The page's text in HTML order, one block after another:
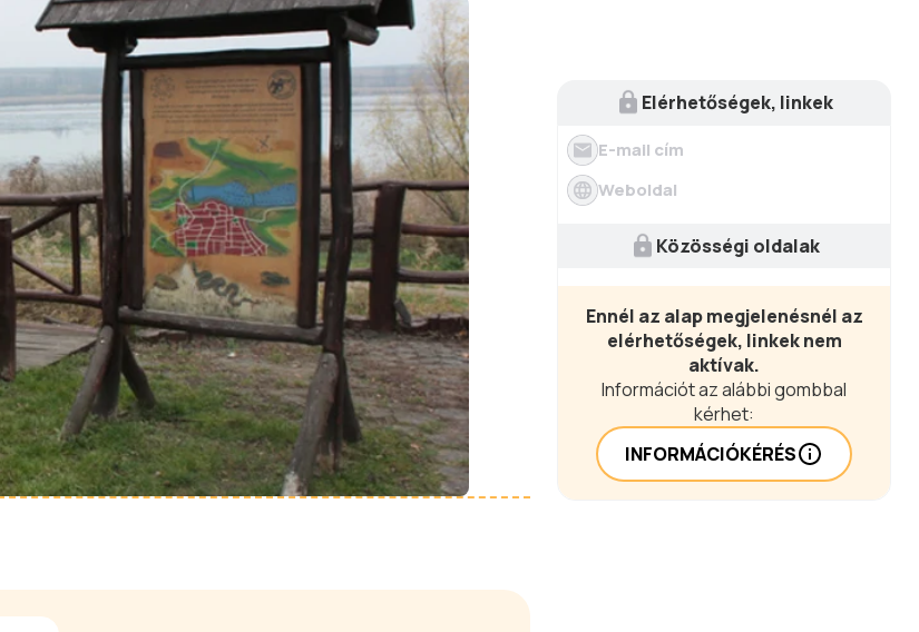
Elérhetőségek, linkek
E-mail cím
Weboldal
Közösségi oldalak
Ennél az alap megjelenésnél az
elérhetőségek, linkek nem
aktívak.
Információt az alábbi gombbal
kérhet:
INFORMÁCIÓKÉRÉS